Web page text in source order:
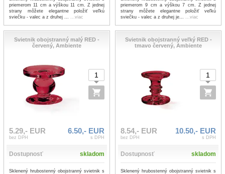
priemerom 11 cm a výškou 11 cm. Z jednej
strany môžete elegantne položiť veľkú
sviečku - valec a z druhej ... ...viac
priemerom 9 cm a výškou 7 cm. Z jednej
strany môžete elegantne položiť veľkú
sviečku - valec a z druhej je... ...viac
Svietnik obojstranný malý RED -
červený, Ambiente
5.29,- EUR
bez DPH
6.50,- EUR
s DPH
Dostupnosť skladom
Sklenený hrubostenný obojstranný svietnik s
Svietnik obojstranný veľký RED -
tmavo červený, Ambiente
8.54,- EUR
bez DPH
10.50,- EUR
s DPH
Dostupnosť skladom
Sklenený hrubostenný obojstranný svietnik s